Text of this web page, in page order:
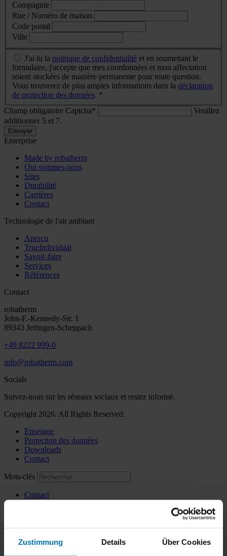
Zustimmung Details Über Cookies
Compagnie
Rue / Numéro de maison
Code postal
Ville
J'ai lu la politique de confidentialité et en soumettant le
formulaire, j'accepte que mes coordonnées et mon affectation
soient stockées de manière permanente pour toute question.
Vous trouverez de plus amples informations dans la déclaration
de protection des données. *
Champ obligatoire Captcha*
Veuillez
additionner 5 et 7.
Envoyer
Enterprise
Made by robatherm
Qui sommes-nous
Sites
Durabilité
Carrières
Contact
Technologie de l'air ambiant
Aperçu
TrueIndividual
Savoir-faire
Services
Références
Contact
robatherm
John-F.-Kennedy-Str. 1
89343 Jettingen-Scheppach
+49 8222 999-0
info@robatherm.com
Socials
Suivez-nous sur les réseaux sociaux et restez informé.
Copyright 2026. All Rights Reserved.
Enseigne
Protection des données
Downloads
Contact
Mots-clés
Contact
Made by robatherm
Qui sommes-nous